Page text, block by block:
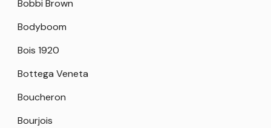
Bobbi Brown
Bodyboom
Bois 1920
Bottega Veneta
Boucheron
Bourjois